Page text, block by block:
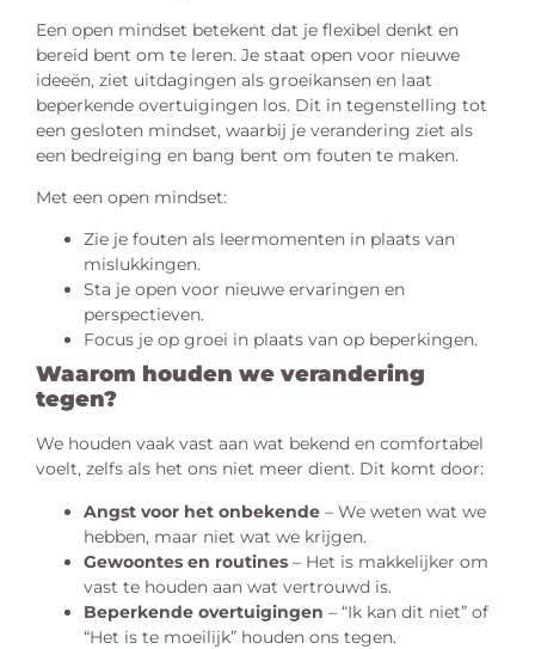
Een open mindset betekent dat je flexibel denkt en
bereid bent om te leren. Je staat open voor nieuwe
ideeën, ziet uitdagingen als groeikansen en laat
beperkende overtuigingen los. Dit in tegenstelling tot
een gesloten mindset, waarbij je verandering ziet als
een bedreiging en bang bent om fouten te maken.
Met een open mindset:
Zie je fouten als leermomenten in plaats van
mislukkingen.
Sta je open voor nieuwe ervaringen en
perspectieven.
Focus je op groei in plaats van op beperkingen.
Waarom houden we verandering
tegen?
We houden vaak vast aan wat bekend en comfortabel
voelt, zelfs als het ons niet meer dient. Dit komt door:
Angst voor het onbekende – We weten wat we
hebben, maar niet wat we krijgen.
Gewoontes en routines – Het is makkelijker om
vast te houden aan wat vertrouwd is.
Beperkende overtuigingen – “Ik kan dit niet” of
“Het is te moeilijk” houden ons tegen.